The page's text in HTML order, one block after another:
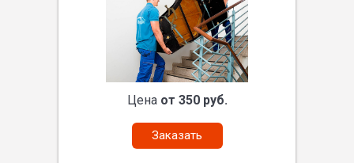
Цена от 350 руб.
Заказать